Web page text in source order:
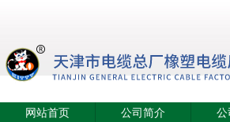
网站首页 公司简介 公